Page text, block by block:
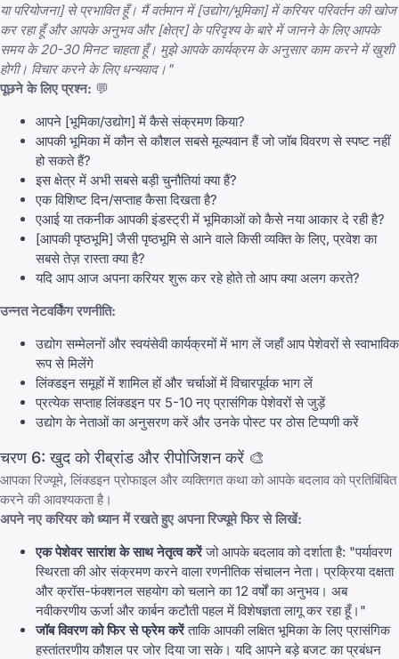
या परियोजना] से प्रभावित हूँ। मैं वर्तमान में [उद्योग/भूमिका] में करियर परिवर्तन की खोज
कर रहा हूँ और आपके अनुभव और [क्षेत्र] के परिदृश्य के बारे में जानने के लिए आपके
समय के 20-30 मिनट चाहता हूँ। मुझे आपके कार्यक्रम के अनुसार काम करने में खुशी
होगी। विचार करने के लिए धन्यवाद।"
पूछने के लिए प्रश्न: 💬
आपने [भूमिका/उद्योग] में कैसे संक्रमण किया?
आपकी भूमिका में कौन से कौशल सबसे मूल्यवान हैं जो जॉब विवरण से स्पष्ट नहीं
हो सकते हैं?
इस क्षेत्र में अभी सबसे बड़ी चुनौतियां क्या हैं?
एक विशिष्ट दिन/सप्ताह कैसा दिखता है?
एआई या तकनीक आपकी इंडस्ट्री में भूमिकाओं को कैसे नया आकार दे रही है?
[आपकी पृष्ठभूमि] जैसी पृष्ठभूमि से आने वाले किसी व्यक्ति के लिए, प्रवेश का
सबसे तेज़ रास्ता क्या है?
यदि आप आज अपना करियर शुरू कर रहे होते तो आप क्या अलग करते?
उन्नत नेटवर्किंग रणनीति:
उद्योग सम्मेलनों और स्वयंसेवी कार्यक्रमों में भाग लें जहाँ आप पेशेवरों से स्वाभाविक
रूप से मिलेंगे
लिंक्डइन समूहों में शामिल हों और चर्चाओं में विचारपूर्वक भाग लें
प्रत्येक सप्ताह लिंक्डइन पर 5-10 नए प्रासंगिक पेशेवरों से जुड़ें
उद्योग के नेताओं का अनुसरण करें और उनके पोस्ट पर ठोस टिप्पणी करें
चरण 6: खुद को रीब्रांड और रीपोजिशन करें 🎨
आपका रिज्यूमे, लिंक्डइन प्रोफाइल और व्यक्तिगत कथा को आपके बदलाव को प्रतिबिंबित
करने की आवश्यकता है।
अपने नए करियर को ध्यान में रखते हुए अपना रिज्यूमे फिर से लिखें:
एक पेशेवर सारांश के साथ नेतृत्व करेंजो आपके बदलाव को दर्शाता है: "पर्यावरण
स्थिरता की ओर संक्रमण करने वाला रणनीतिक संचालन नेता। प्रक्रिया दक्षता
और क्रॉस-फंक्शनल सहयोग को चलाने का 12 वर्षों का अनुभव। अब
नवीकरणीय ऊर्जा और कार्बन कटौती पहल में विशेषज्ञता लागू कर रहा हूँ।"
जॉब विवरण को फिर से फ्रेम करेंताकि आपकी लक्षित भूमिका के लिए प्रासंगिक
हस्तांतरणीय कौशल पर जोर दिया जा सके। यदि आपने बड़े बजट का प्रबंधन